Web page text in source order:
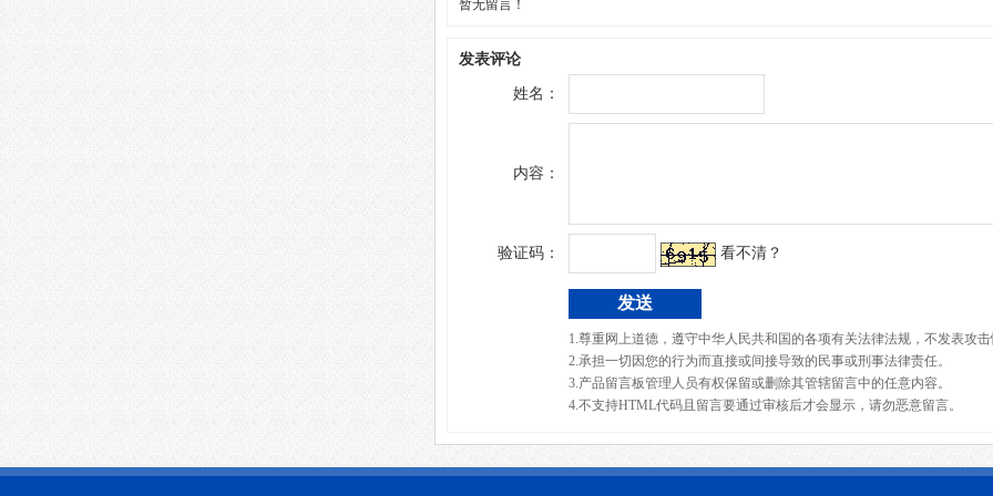
暂无留言！
发表评论
姓名：
内容：
验证码： 看不清？
1.尊重网上道德，遵守中华人民共和国的各项有关法律法规，不发表攻
2.承担一切因您的行为而直接或间接导致的民事或刑事法律责任。
3.产品留言板管理人员有权保留或删除其管辖留言中的任意内容。
4.不支持HTML代码且留言要通过审核后才会显示，请勿恶意留言。